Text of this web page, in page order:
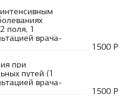
поля, 1
врача-
1500 Р
при
путей (1
врача-
1500 Р